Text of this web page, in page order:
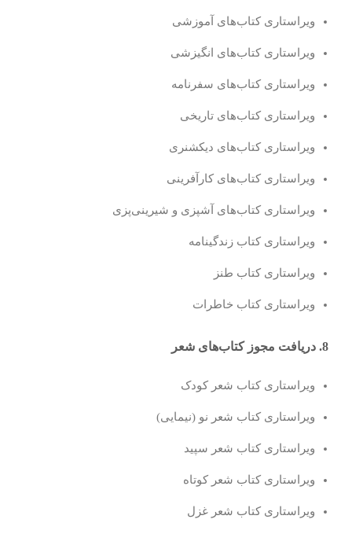
ویراستاری کتاب‌های آموزشی
ویراستاری کتاب‌های انگیزشی
ویراستاری کتاب‌های سفرنامه
ویراستاری کتاب‌های تاریخی
ویراستاری کتاب‌های دیکشنری
ویراستاری کتاب‌های کارآفرینی
ویراستاری کتاب‌های آشپزی و شیرینی‌پزی
ویراستاری کتاب زندگینامه
ویراستاری کتاب طنز
ویراستاری کتاب خاطرات
8. دریافت مجوز کتاب‌های شعر
ویراستاری کتاب شعر کودک
ویراستاری کتاب شعر نو (نیمایی)
ویراستاری کتاب شعر سپید
ویراستاری کتاب شعر کوتاه
ویراستاری کتاب شعر غزل